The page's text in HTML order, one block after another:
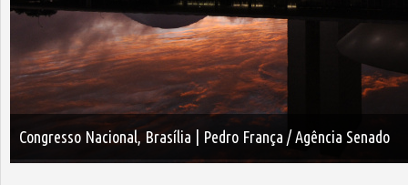
Congresso Nacional, Brasília | Pedro França / Agência Senado